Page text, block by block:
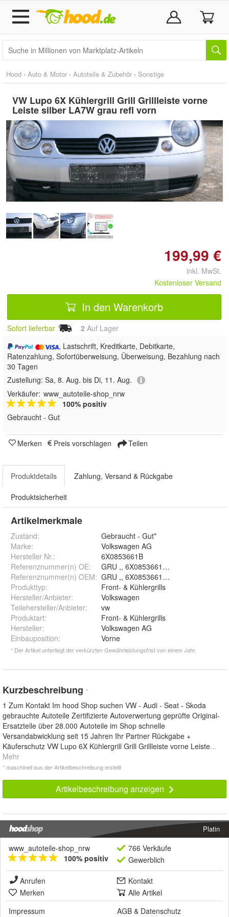
Hood › Auto & Motor › Autoteile & Zubehör › Sonstige
VW Lupo 6X Kühlergrill Grill Grillleiste vorne
Leiste silber LA7W grau refl vorn
Doppelt antippen zum
vergrößern
199,99 €
inkl. MwSt.
Kostenloser Versand
In den Warenkorb
Sofort lieferbar 2 Auf Lager
, Lastschrift, Kreditkarte, Debitkarte,
Ratenzahlung, Sofortüberweisung, Überweisung, Bezahlung nach
30 Tagen
Zustellung: Sa, 8. Aug. bis Di, 11. Aug.
Verkäufer: www_autoteile-shop_nrw
100% positiv
Gebraucht - Gut
Merken Preis vorschlagen Teilen
Produktdetails Zahlung, Versand & Rückgabe
Produktsicherheit
Artikelmerkmale
Zustand:
Gebraucht - Gut*
Marke:
Volkswagen AG
Hersteller Nr.:
6X0853661B
Referenznummer(n) OE:
GRU ,, 6X0853661B 6X0 853 661 B ,
Referenznummer(n) OEM: GRU ,, 6X0853661B 6X0 853 661 B ,
Produkttyp:
Front- & Kühlergrills
Hersteller/Anbieter:
Volkswagen
Teilehersteller/Anbieter:
vw
Produktart:
Front- & Kühlergrills
Hersteller:
Volkswagen AG
Einbauposition: Vorne
* Der Artikel unterliegt der verkürzten Gewährleistungsfrist von einem Jahr.
Kurzbeschreibung *
1 Zum Kontakt Im hood Shop suchen VW - Audi - Seat - Skoda
gebrauchte Autoteile Zertifizierte Autoverwertung geprüfte Original-
Ersatzteile über 28.000 Autoteile im Shop schnelle
Versandabwicklung seit 15 Jahren Ihr Partner Rückgabe +
Käuferschutz VW Lupo 6X Kühlergrill Grill Grillleiste vorne Leiste...
Mehr
* maschinell aus der Artikelbeschreibung erstellt
Artikelbeschreibung anzeigen
Platin
www_autoteile-shop_nrw
100% positiv
766 Verkäufe
Gewerblich
Anrufen
Kontakt
Merken
Alle Artikel
Impressum
AGB & Datenschutz